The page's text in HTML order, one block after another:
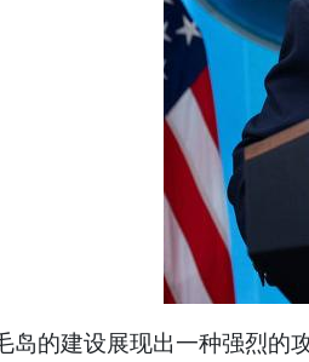
岛的建设展现出一种强烈的